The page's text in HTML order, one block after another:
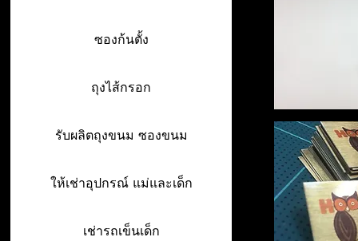
ซองก้นตั้ง
ถุงไส้กรอก
รับผลิตถุงขนม ซองขนม
ให้เช่าอุปกรณ์ แม่และเด็ก
เช่ารถเข็นเด็ก